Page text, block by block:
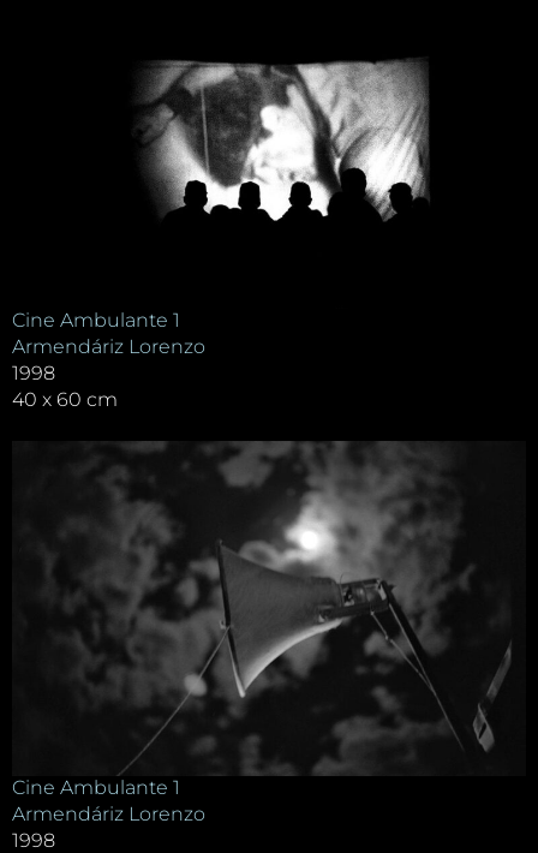
Cine Ambulante 1
Armendáriz Lorenzo
1998
40 x 60 cm
Cine Ambulante 1
Armendáriz Lorenzo
1998